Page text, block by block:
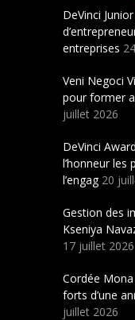
DeVinci
entreprises
Veni Negoci
pour former
juillet 2026
DeVinci
l’honneur
l’engag 20
Gestion des
Kseniya
17 juillet 2026
Cordée
forts d’une
juillet 2026